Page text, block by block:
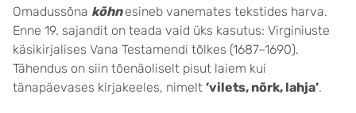
Omadussõna kõhnesineb vanemates tekstides harva.
Enne 19. sajandit on teada vaid üks kasutus: Virginiuste
käsikirjalises Vana Testamendi tõlkes (1687–1690).
Tähendus on siin tõenäoliselt pisut laiem kui
tänapäevases kirjakeeles, nimelt ’vilets, nõrk, lahja’.